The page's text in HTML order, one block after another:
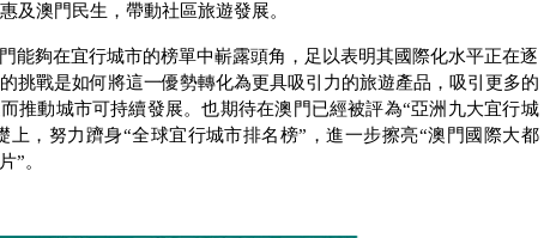
及澳門民生，帶動社區旅遊發展。
能夠在宜行城市的榜單中嶄露頭角，足以表明其國際化水平正在逐
挑戰是如何將這一優勢轉化為更具吸引力的旅遊產品，吸引更多的
推動城市可持續發展。也期待在澳門已經被評為“亞洲九大宜行城
上，努力躋身“全球宜行城市排名榜”，進一步擦亮“澳門國際大都
”。